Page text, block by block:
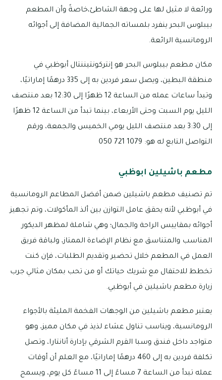
ورائعة لا مثيل لها على وجهة الشاطئ،خاصةً وأن المطعم
بيبلوس البحر ينفرد بلمساته الجمالية المضافة إلى أجوائه
الرومانسية الرائعة.
مكان مطعم بيبلوس البحر هو إنتركونتيننتال أبوظبي في
منطقة البطين، ويصل سعر فردين به إلى 335 درهمًا إماراتيًا،
وتبدأ ساعات عمله من الساعة 12 ظهرًا إلى 12:30 بعد منتصف
الليل يوم السبت وحتى الأربعاء، بينما تبدأ من الساعة 12 ظهرًا
إلى 3:30 بعد منتصف الليل يومي الخميس والجمعة، ورقم
التواصل التابع له هو: 1079 721 050
مطعم باشيلين ابوظبي
تم تصنيف مطعم باشيلين ضمن أفضل المطاعم الرومانسية
في أبوظبي لأنه يحقق عامل التوازن بين ألذ المأكولات، وتم تجهيز
أجوائه بمقاييس الراحة والجمال؛ وهي شاملة لمظهر الديكور
المناسب والمتناسق مع نظام الإضاءة الممتاز، ولباقة فريق
العمل في المطعم خلال تحضير وتقديم الطلبات، فإن كنت
تخطط للاحتفال مع شريك حياتك أو من تحب بمكان مثالي جرب
زيارة مطعم باشيلين في أبوظبي.
يعتبر مطعم باشيلين من الوجهات الفخمة المليئة بالأجواء
الرومانسية، ويناسب تناول عشاء لذيذ في مكان مميز، وهو
متواجد داخل فندق وسبا القرم الشرقي بإدارة أنانتارا، وتصل
تكلفة فردين به إلى 460 درهمًا إماراتيًا، مع العلم أن أوقات
عمله تبدأ من الساعة 7 مساءً إلى 11 مساءً كل يوم، ويسمح